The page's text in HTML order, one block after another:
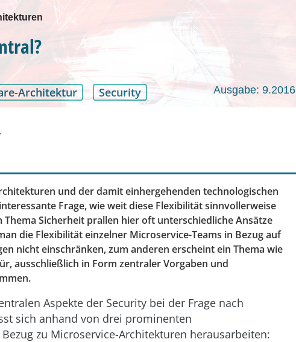
Architektur Security Ausgabe: 9.2016
und der damit einhergehenden technologischen
Frage, wie weit diese Flexibilität sinnvollerweise
Thema Sicherheit prallen hier oft unterschiedliche Ansätze
die Flexibilität einzelner Microservice-Teams in Bezug auf
nicht einschränken, zum anderen erscheint ein Thema wie
ausschließlich in Form zentraler Vorgaben und
Aspekte der Security bei der Frage nach
sich anhand von drei prominenten
zu Microservice-Architekturen herausarbeiten: